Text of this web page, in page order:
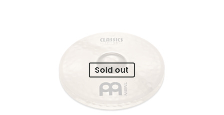
Sold out